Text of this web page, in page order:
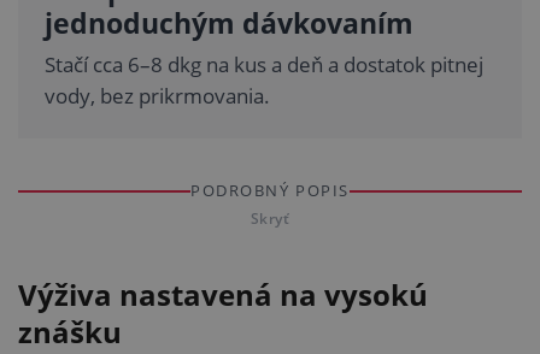
jednoduchým dávkovaním
Stačí cca 6–8 dkg na kus a deň a dostatok pitnej
vody, bez prikrmovania.
PODROBNÝ POPIS
Skryť
Výživa nastavená na vysokú
znášku